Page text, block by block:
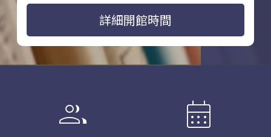
詳細開館時間
group calendar_month